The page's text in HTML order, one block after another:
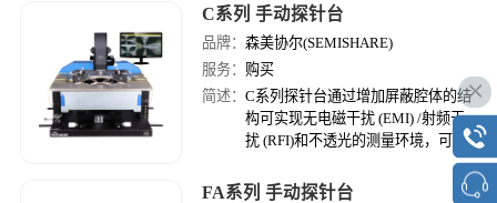
霍尔效应等测试。 通过设置真空
造一个集 成高温、低温、真空等测
试环境，能够为生产出来的半导体器
件提供稳定的测试环境。
C系列 手动探针台
品牌：森美协尔(SEMISHARE)
服务： 购买
简述：C系列探针台通过增加屏蔽腔体的结
构可实现无电磁干扰 (EMI) /射频干
扰 (RFI)和不透光的测量环境，可在
非真空条件下实现高低温测试需求。
FA系列 手动探针台